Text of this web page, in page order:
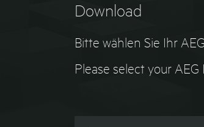
Download
Bitte wählen Sie Ihr
Please select your